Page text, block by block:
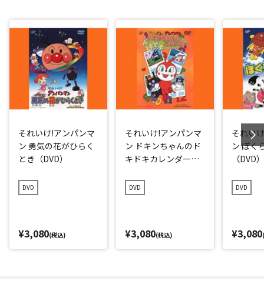
それいけ!アンパンマ
ン 勇気の花がひらく
とき（DVD）
DVD
¥3,080(税込)
それいけ!アンパンマ
ン ドキンちゃんのド
キドキカレンダー
DVD
¥3,080(税込)
それい
ン ぼく
（DVD）
DVD
¥3,080